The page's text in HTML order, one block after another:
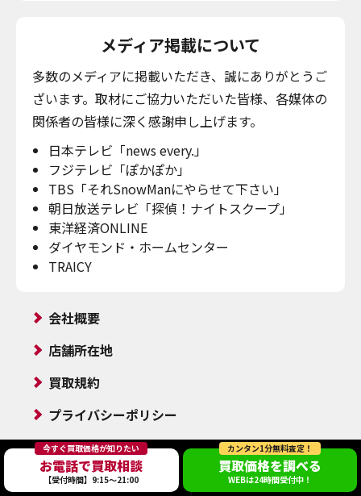
今すぐ買取価格が知りたい
お電話で買取相談
【受付時間】9:15～21:00
カンタン1分無料査定！
買取価格を調べる
WEBは24時間受付中！
メディア掲載について
多数のメディアに掲載いただき、誠にありがとうご
ざいます。取材にご協力いただいた皆様、各媒体の
関係者の皆様に深く感謝申し上げます。
日本テレビ「news every.」
フジテレビ「ぽかぽか」
TBS「それSnowManにやらせて下さい」
朝日放送テレビ「探偵！ナイトスクープ」
東洋経済ONLINE
ダイヤモンド・ホームセンター
TRAICY
会社概要
店舗所在地
買取規約
プライバシーポリシー
高く売れるドットコム 公式SNSアカウント